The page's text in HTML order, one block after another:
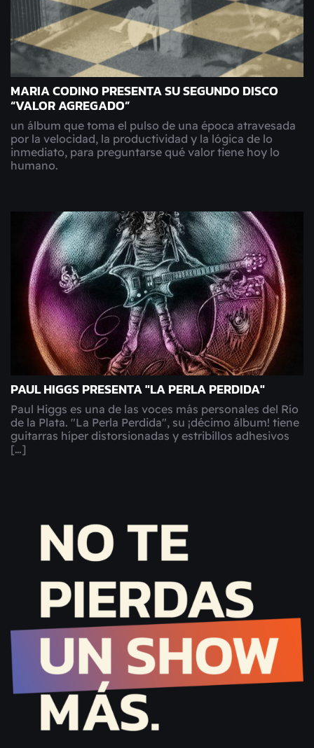
MARIA CODINO PRESENTA SU SEGUNDO DISCO
“VALOR AGREGADO”
un álbum que toma el pulso de una época atravesada
por la velocidad, la productividad y la lógica de lo
inmediato, para preguntarse qué valor tiene hoy lo
humano.
PAUL HIGGS PRESENTA "LA PERLA PERDIDA"
Paul Higgs es una de las voces más personales del Río
de la Plata. "La Perla Perdida", su ¡décimo álbum! tiene
guitarras híper distorsionadas y estribillos adhesivos
[…]